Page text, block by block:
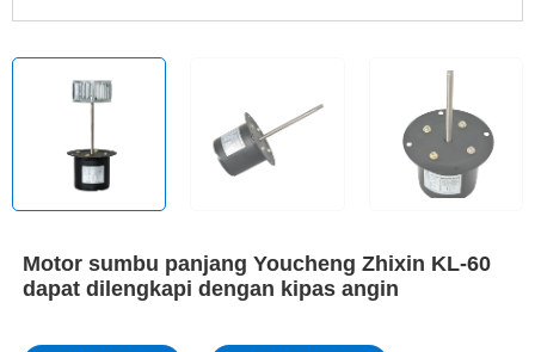
Motor sumbu panjang Youcheng Zhixin KL-60
dapat dilengkapi dengan kipas angin